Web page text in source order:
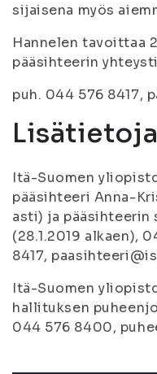
sijaisena myös
Hannelen tavoittaa
pääsihteerin
puh. 044 576 8417,
Itä-Suomen
pääsihteeri Anna-
asti) ja pääsihteerin
(28.1.2019 alkaen),
8417,
Itä-Suomen
hallituksen
044 576 8400,